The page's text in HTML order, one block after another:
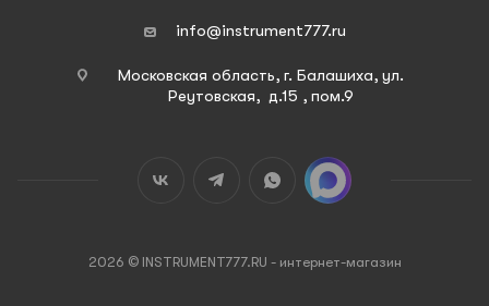
info@instrument777.ru
Московская область, г. Балашиха, ул.
Реутовская, д.15 , пом.9
2026 © INSTRUMENT777.RU - интернет-магазин